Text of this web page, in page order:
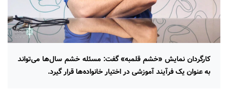
کارگردان نمایش «خشم قلمبه» گفت: مسئله خشم سال‌ها می‌تواند
به عنوان یک فرآیند آموزشی در اختیار خانواده‌ها قرار گیرد.